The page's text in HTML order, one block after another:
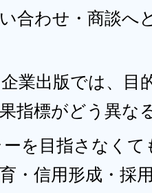
合わせ・商談へ
業出版では、目
指標がどう異な
を目指さなくて
・信用形成・採